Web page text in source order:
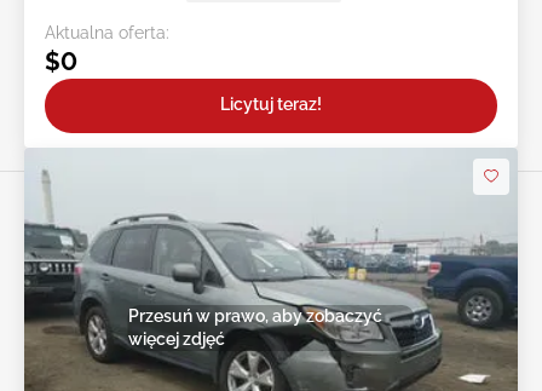
Aktualna oferta:
$0
Licytuj teraz!
Przesuń w prawo, aby zobaczyć
więcej zdjęć